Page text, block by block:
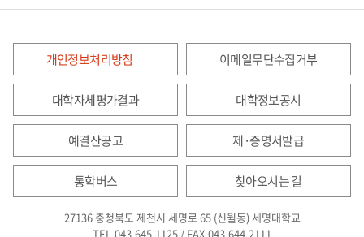
개인정보처리방침 이메일무단수집거부
대학자체평가결과 대학정보공시
예결산공고 제·증명서발급
통학버스 찾아오시는 길
27136 충청북도 제천시 세명로 65 (신월동) 세명대학교
TEL.043.645.1125 / FAX.043.644.2111